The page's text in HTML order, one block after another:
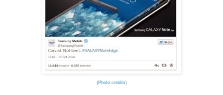
(Photo credits)